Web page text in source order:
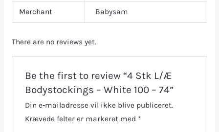
Merchant Babysam
There are no reviews yet.
Be the first to review “4 Stk L/Æ
Bodystockings – White 100 – 74”
Din e-mailadresse vil ikke blive publiceret.
Krævede felter er markeret med *